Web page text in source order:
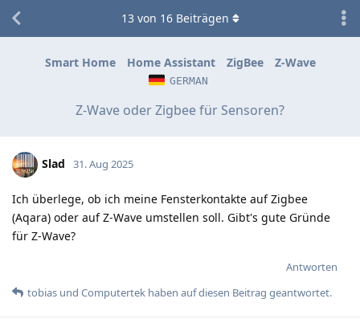
Smart Home Home Assistant ZigBee Z-Wave
GERMAN
Z-Wave oder Zigbee für Sensoren?
13 von 16Beiträgen
Slad 31. Aug 2025
Ich überlege, ob ich meine Fensterkontakte auf Zigbee
(Aqara) oder auf Z-Wave umstellen soll. Gibt's gute Gründe
für Z-Wave?
Antworten
tobias und Computertek haben auf diesen Beitrag geantwortet.